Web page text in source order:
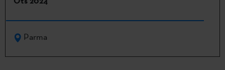
Parma